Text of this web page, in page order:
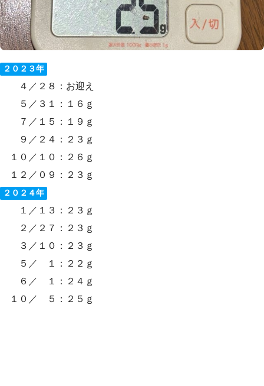
２０２３年
４／２８：お迎え
５／３１：１６ｇ
７／１５：１９ｇ
９／２４：２３ｇ
１０／１０：２６ｇ
１２／０９：２３ｇ
２０２４年
１／１３：２３ｇ
２／２７：２３ｇ
３／１０：２３ｇ
５／ １：２２ｇ
６／ １：２４ｇ
１０／ ５：２５ｇ